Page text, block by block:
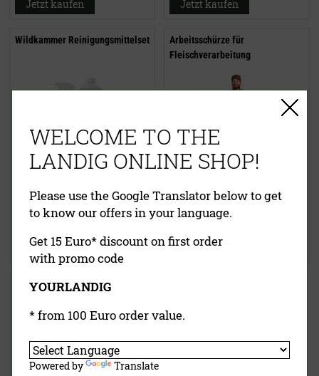
Jetzt kaufen Jetzt kaufen
Wildkammer Reinigungsmittelset
49,00 €
inklusive MwSt.exkl.
Jetzt kaufen
Arbeitsschürze für
Fleischverarbeitung
17,95 €
inklusive MwSt.
Jetzt kaufen
Reinigungsbürste
WELCOME TO THE
LANDIG ONLINE SHOP!
Please use the Google Translator below to get
to know our offers in your language.
Get 15 Euro* discount on first order
with promo code
YOURLANDIG
* from 100 Euro order value.
Powered by Translate